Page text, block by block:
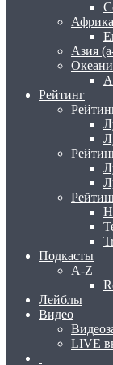
Азия
Рейтинг
Подкасты
A-Z
Лейблы
Видео
LIVE